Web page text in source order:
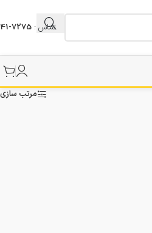
تماس : 7275-041
مرتب سازی